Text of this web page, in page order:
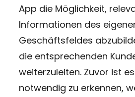
App die Möglichkeit,
Informationen des
Geschäftsfeldes
die entsprechenden
weiterzuleiten. Zuvor ist
notwendig zu erkennen,